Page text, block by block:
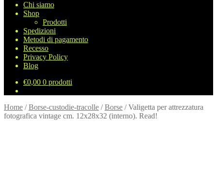
Chi siamo
Shop
Prodotti
Spedizioni
Metodi di pagamento
Recesso
Privacy Policy
Blog
€0,00 0 prodotti
Home /Borse-custodie-tracolle /Borse /Valigetta per attrezzatura
fotografica vintage cm. 12x28x32 (interno). Read!